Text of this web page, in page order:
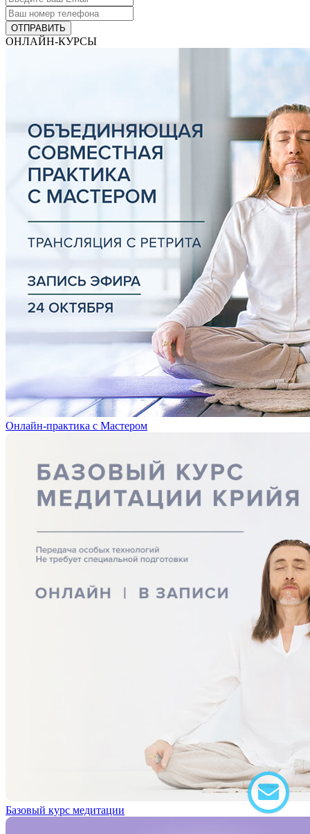
ОТПРАВИТЬ
ОНЛАЙН-КУРСЫ
Онлайн-практика с Мастером
Базовый курс медитации